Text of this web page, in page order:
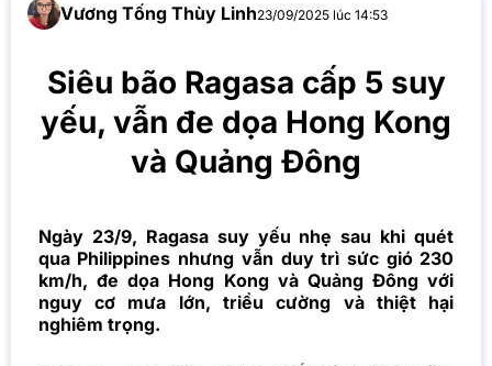
Vương Tống Thùy Linh23/09/2025 lúc 14:53
Siêu bão Ragasa cấp 5 suy
yếu, vẫn đe dọa Hong Kong
và Quảng Đông
Ngày 23/9, Ragasa suy yếu nhẹ sau khi quét
qua Philippines nhưng vẫn duy trì sức gió 230
km/h, đe dọa Hong Kong và Quảng Đông với
nguy cơ mưa lớn, triều cường và thiệt hại
nghiêm trọng.